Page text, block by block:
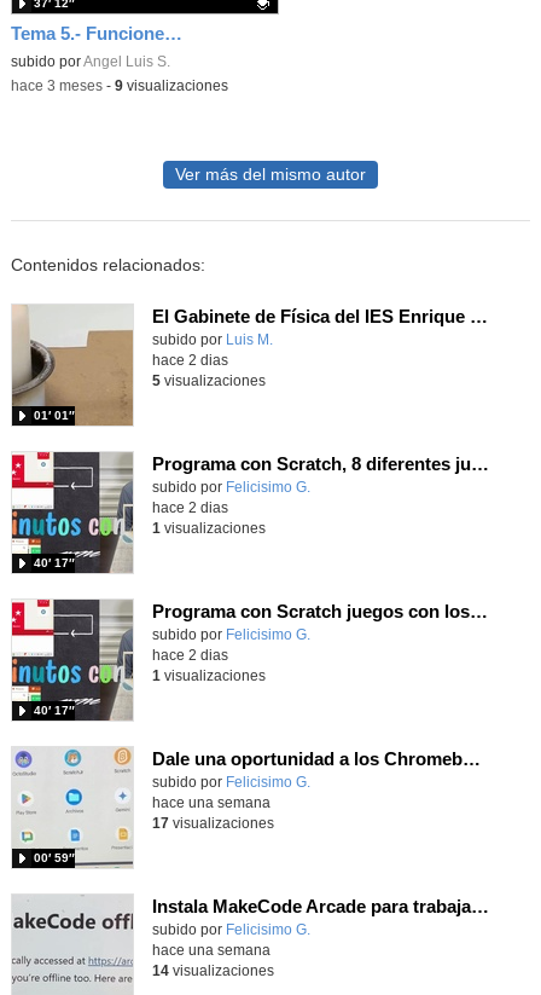
Tema 5.- Funciones 3ª Sesión 07-05-2026
Contenido educativo.
subido porAngel Luis S.
37′ 12″
-hace 3 meses- 9visualizaciones
Ver más del mismo autor
Contenidos relacionados:
El Gabinete de Física del IES Enrique Tierno Galván de Parla (Curso 25-26)
Contenido educativo.
subido por Luis M.
01′ 01″
hace 2 dias
5visualizaciones
Programa con Scratch, 8 diferentes juegos para vivir la emoción de los partidos de España en el mundial 2026
Contenido educativo.
subido por Felicisimo G.
40′ 17″
hace 2 dias
1 visualizaciones
Programa con Scratch juegos con los partidos del mundial 2026 ganados por España
Contenido educativo.
subido por Felicisimo G.
40′ 17″
hace 2 dias
1 visualizaciones
Dale una oportunidad a los Chromebooks y utiliza un proyector para realizar talleres si no tienes pantallas táctiles
Contenido educativo.
subido por Felicisimo G.
00′ 59″
hace una semana
17visualizaciones
Instala MakeCode Arcade para trabajar offline en tu tablet, ordenador, Chromebook
Contenido educativo.
subido por Felicisimo G.
hace una semana
14visualizaciones